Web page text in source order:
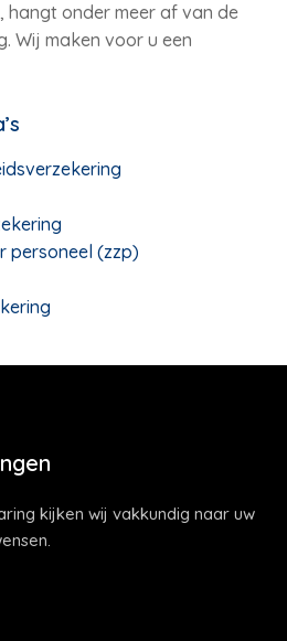
hangt onder meer af van de
Wij maken voor u een
personeel (zzp)
kijken wij vakkundig naar uw